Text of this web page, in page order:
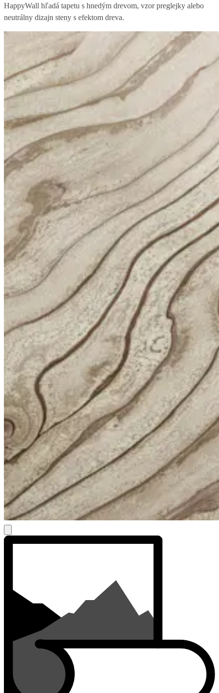
HappyWall hľadá tapetu s hnedým drevom, vzor preglejky alebo
neutrálny dizajn steny s efektom dreva.